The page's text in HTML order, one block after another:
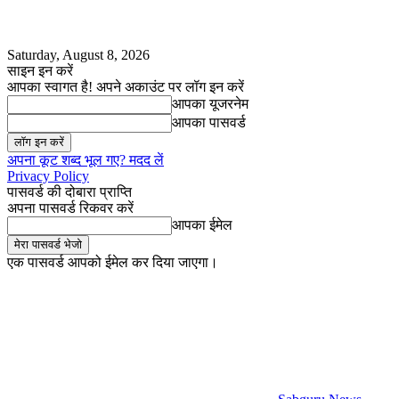
Saturday, August 8, 2026
साइन इन करें
आपका स्वागत है! अपने अकाउंट पर लॉग इन करें
आपका यूजरनेम
आपका पासवर्ड
अपना कूट शब्द भूल गए? मदद लें
Privacy Policy
पासवर्ड की दोबारा प्राप्ति
अपना पासवर्ड रिकवर करें
आपका ईमेल
एक पासवर्ड आपको ईमेल कर दिया जाएगा।